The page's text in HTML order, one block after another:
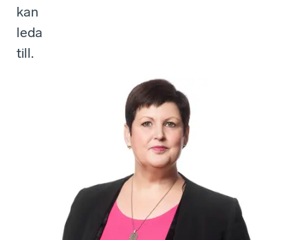
kan
leda
till.